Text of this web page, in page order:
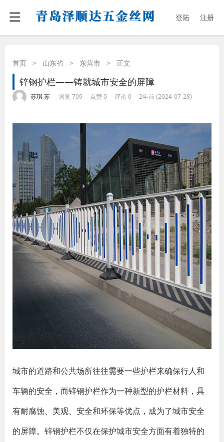
登陆 注册
首页 > 山东省 > 东营市 > 正文
锌钢护栏——铸就城市安全的屏障
苏琪 苏 浏览 709 点赞 0 评论 0 2年前 (2024-07-28)
城市的道路和公共场所往往需要一些护栏来确保行人和
车辆的安全，而锌钢护栏作为一种新型的护栏材料，具
有耐腐蚀、美观、安全和环保等优点，成为了城市安全
的屏障。锌钢护栏不仅在保护城市安全方面有着独特的